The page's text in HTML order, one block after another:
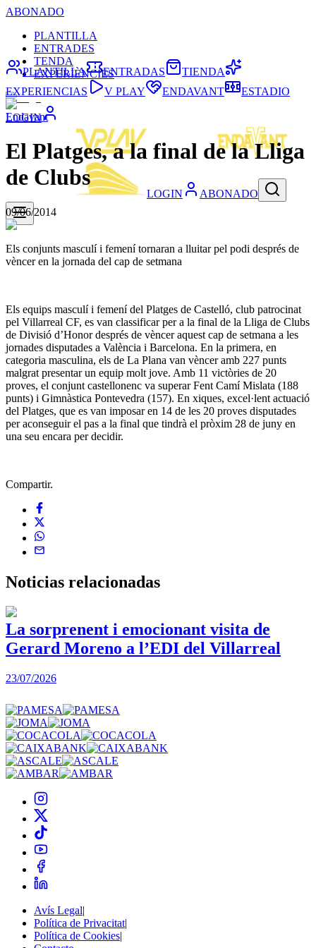
ABONADO
PLANTILLA
ENTRADES
TENDA
EXPERIÈNCIES
LOGIN
LOGIN ABONADO
PLANTILLA ENTRADAS
TIENDA
EXPERIENCIAS
V PLAY ENDAVANT ESTADIO
Endavant
El Platges, a la final de la Lliga
de Clubs
09/06/2014
Els conjunts masculí i femení tornaran a lluitar pel podi després de
vèncer en la jornada del cap de setmana
Els equips masculí i femení del Platges de Castelló, club patrocinat
pel Villarreal CF, es van classificar per a la final de la Lliga de Clubs
de Divisió d’Honor després de vèncer aquest cap de setmana a les
jornades disputades a València i Barcelona. En la primera, en
categoria masculina, els de La Plana van vèncer amb 227 punts
malgrat presentar un equip molt jove. Amb 11 victòries de 20
proves, el conjunt castellonenc va superar Fent Camí Mislata (188
punts) i Gimnàstica Pontevedra (157). En xiques, excel·lent actuació
del Platges, que es van imposar en 14 de les 20 proves disputades
per aconseguir el pas a la final que tindrà el pròxim 28 de juny en
una seu encara per decidir.
Compartir.
Noticias relacionadas
La sorprenent i emocionant visita de
Gerard Moreno a l’EDI del Villarreal
23/07/2026
Avís Legal|
Política de Privacitat|
Política de Cookies|